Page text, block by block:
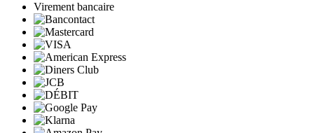
Virement bancaire